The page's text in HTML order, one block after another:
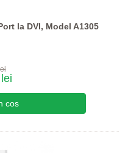
la DVI, Model A1305